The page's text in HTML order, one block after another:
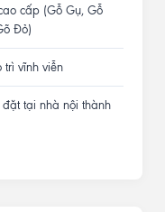
cấp (Gỗ Gụ, Gỗ
Đỏ)
trì vĩnh viễn
tại nhà nội thành